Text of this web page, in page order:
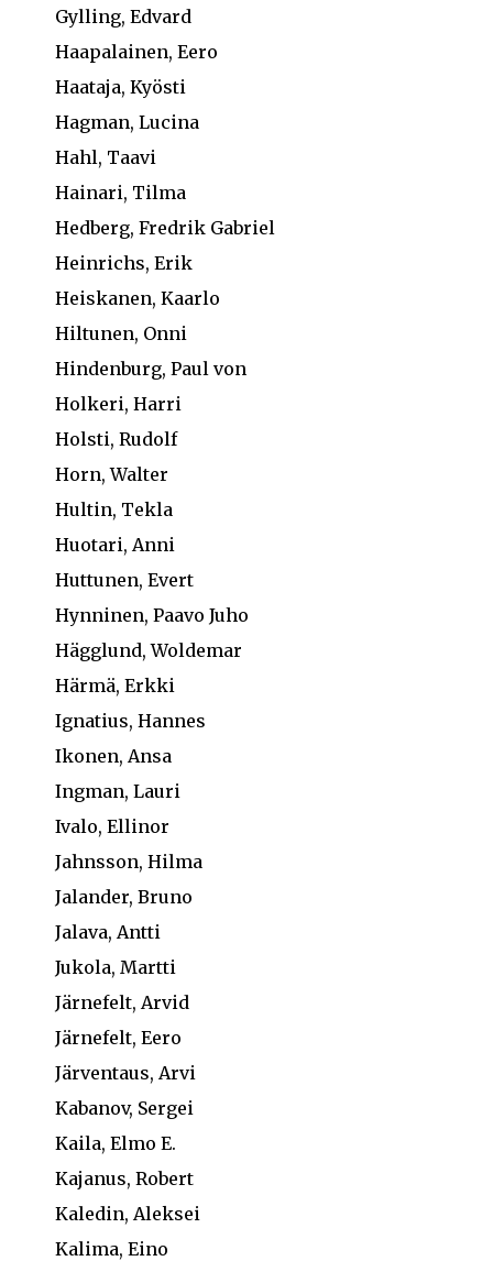
Gylling, Edvard
Haapalainen, Eero
Haataja, Kyösti
Hagman, Lucina
Hahl, Taavi
Hainari, Tilma
Hedberg, Fredrik Gabriel
Heinrichs, Erik
Heiskanen, Kaarlo
Hiltunen, Onni
Hindenburg, Paul von
Holkeri, Harri
Holsti, Rudolf
Horn, Walter
Hultin, Tekla
Huotari, Anni
Huttunen, Evert
Hynninen, Paavo Juho
Hägglund, Woldemar
Härmä, Erkki
Ignatius, Hannes
Ikonen, Ansa
Ingman, Lauri
Ivalo, Ellinor
Jahnsson, Hilma
Jalander, Bruno
Jalava, Antti
Jukola, Martti
Järnefelt, Arvid
Järnefelt, Eero
Järventaus, Arvi
Kabanov, Sergei
Kaila, Elmo E.
Kajanus, Robert
Kaledin, Aleksei
Kalima, Eino